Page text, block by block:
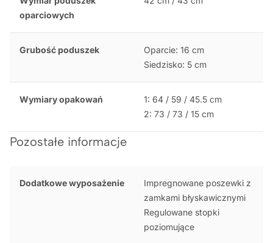
oparciowych
Grubość poduszek
Oparcie: 16 cm
Siedzisko: 5 cm
Wymiary opakowań
1: 64 / 59 / 45.5 cm
2: 73 / 73 / 15 cm
Pozostałe informacje
Dodatkowe wyposażenie
Impregnowane poszewki z
zamkami błyskawicznymi
Regulowane stopki
poziomujące